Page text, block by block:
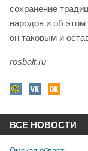
сохранение
народов и об этом
он таковым и
rosbalt.ru
ВСЕ НОВОСТИ